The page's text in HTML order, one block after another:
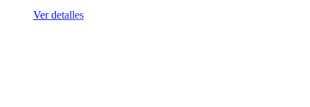
Ver detalles